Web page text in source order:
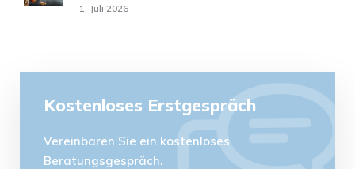
1. Juli 2026
Kostenloses Erstgespräch
Vereinbaren Sie ein kostenloses
Beratungsgespräch.